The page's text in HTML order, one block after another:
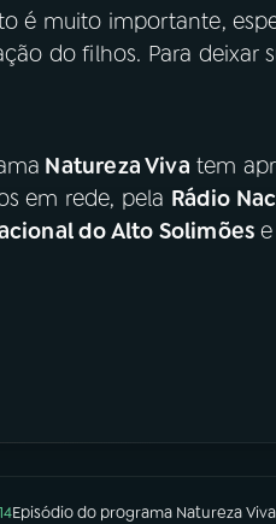
é muito importante,
do filhos. Para deixar
Natureza Viva tem
em rede, pela Rádio
do Alto Solimõese
Episódiodo programa Natureza Viva